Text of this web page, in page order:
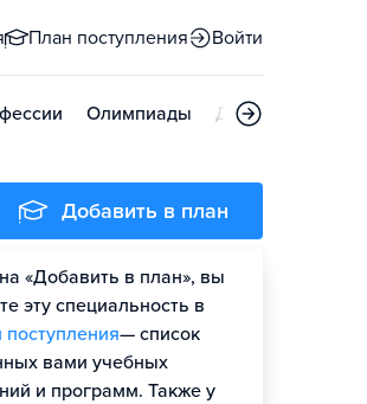
План поступления Войти
Олимпиады Дни открытых
Добавить в план
«Добавить в план», вы
эту специальность в
поступления— список
вами учебных
и программ. Также у